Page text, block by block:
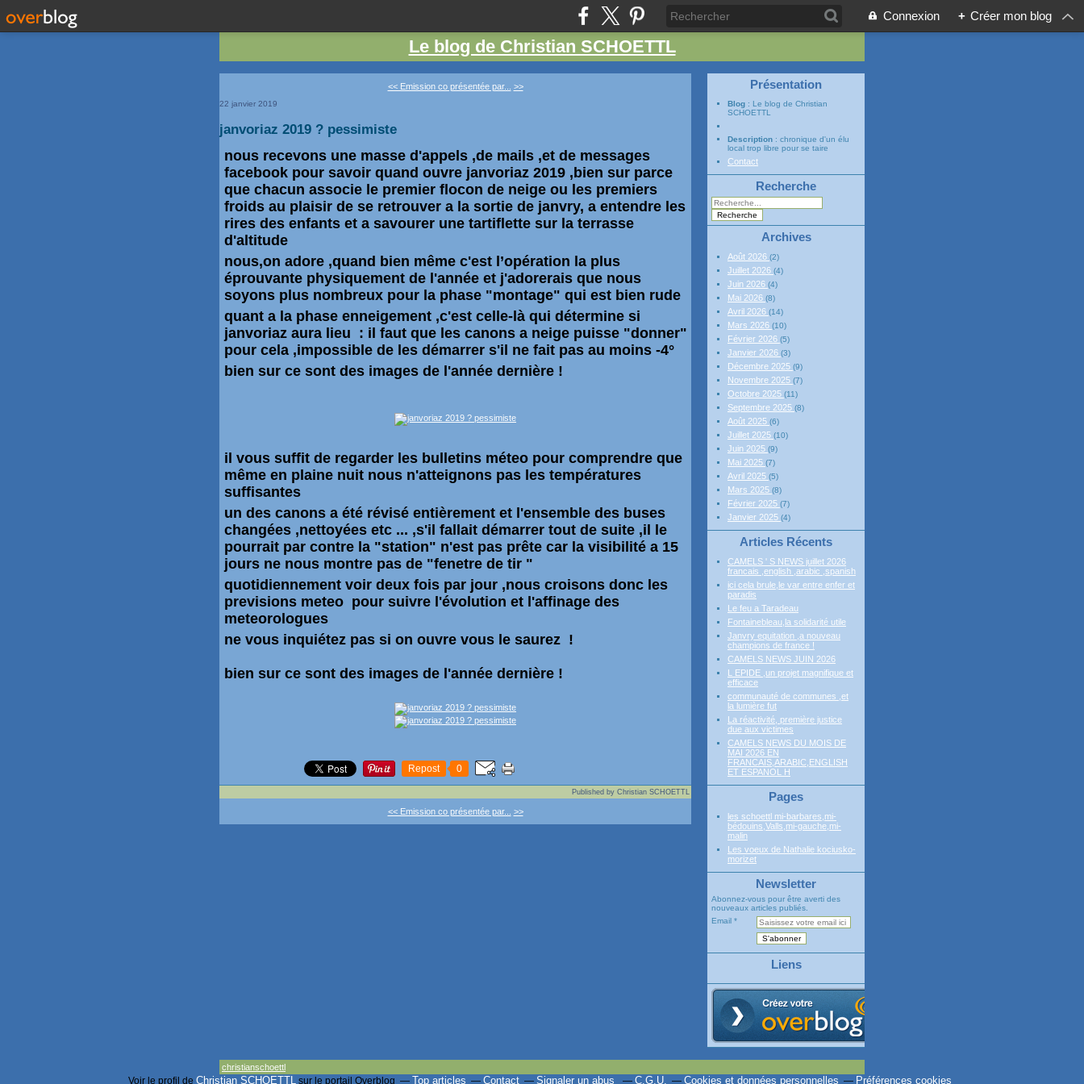
Connexion + Créer mon blog
Le blog de Christian SCHOETTL
<< Emission co présentée par... >>
22 janvier 2019
janvoriaz 2019 ? pessimiste
nous recevons une masse d'appels ,de mails ,et de messages
facebook pour savoir quand ouvre janvoriaz 2019 ,bien sur parce
que chacun associe le premier flocon de neige ou les premiers
froids au plaisir de se retrouver a la sortie de janvry, a entendre les
rires des enfants et a savourer une tartiflette sur la terrasse
d'altitude
nous,on adore ,quand bien même c'est l’opération la plus
éprouvante physiquement de l'année et j'adorerais que nous
soyons plus nombreux pour la phase "montage" qui est bien rude
quant a la phase enneigement ,c'est celle-là qui détermine si
janvoriaz aura lieu : il faut que les canons a neige puisse "donner"
pour cela ,impossible de les démarrer s'il ne fait pas au moins -4°
bien sur ce sont des images de l'année dernière !
il vous suffit de regarder les bulletins méteo pour comprendre que
même en plaine nuit nous n'atteignons pas les températures
suffisantes
un des canons a été révisé entièrement et l'ensemble des buses
changées ,nettoyées etc ... ,s'il fallait démarrer tout de suite ,il le
pourrait par contre la "station" n'est pas prête car la visibilité a 15
jours ne nous montre pas de "fenetre de tir "
quotidiennement voir deux fois par jour ,nous croisons donc les
previsions meteo pour suivre l'évolution et l'affinage des
meteorologues
ne vous inquiétez pas si on ouvre vous le saurez !
bien sur ce sont des images de l'année dernière !
Repost 0
Published by Christian SCHOETTL
<< Emission co présentée par... >>
Présentation
Blog : Le blog de Christian
SCHOETTL
Description : chronique d'un élu
local trop libre pour se taire
Contact
Recherche
Archives
Août 2026 (2)
Juillet 2026 (4)
Juin 2026 (4)
Mai 2026 (8)
Avril 2026 (14)
Mars 2026 (10)
Février 2026 (5)
Janvier 2026 (3)
Décembre 2025 (9)
Novembre 2025 (7)
Octobre 2025 (11)
Septembre 2025 (8)
Août 2025 (6)
Juillet 2025 (10)
Juin 2025 (9)
Mai 2025 (7)
Avril 2025 (5)
Mars 2025 (8)
Février 2025 (7)
Janvier 2025 (4)
Articles Récents
CAMELS ' S NEWS juillet 2026
francais ,english ,arabic ,spanish
ici cela brule,le var entre enfer et
paradis
Le feu a Taradeau
Fontainebleau,la solidarité utile
Janvry equitation ,a nouveau
champions de france !
CAMELS NEWS JUIN 2026
L EPIDE ,un projet magnifique et
efficace
communauté de communes ,et
la lumière fut
La réactivité, première justice
due aux victimes
CAMELS NEWS DU MOIS DE
MAI 2026 EN
FRANCAIS,ARABIC,ENGLISH
ET ESPANOL H
Pages
les schoettl mi-barbares,mi-
bédouins,Valls,mi-gauche,mi-
malin
Les voeux de Nathalie kociusko-
morizet
Newsletter
Abonnez-vous pour être averti des
nouveaux articles publiés.
Email
Liens
christianschoettl
Voir le profil de Christian SCHOETTLsur le portail Overblog Top articles Contact Signaler un abus C.G.U. Cookies et données personnelles Préférences cookies